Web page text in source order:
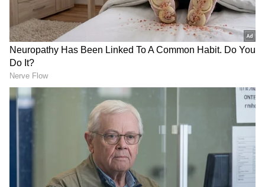
Related Articles
Kitchen Safety: கேஸ் ஸ்டவ் பக்கத்துல
இந்த 6 பொருட்களை மட்டும்
LPG Cylinder Rules: வீட்டில் எத்தனை
கேஸ் சிலிண்டர்கள் வைத்திருக்கலாம்?
விதிகளை தெரிந்து கொள்ளுங்கள்!